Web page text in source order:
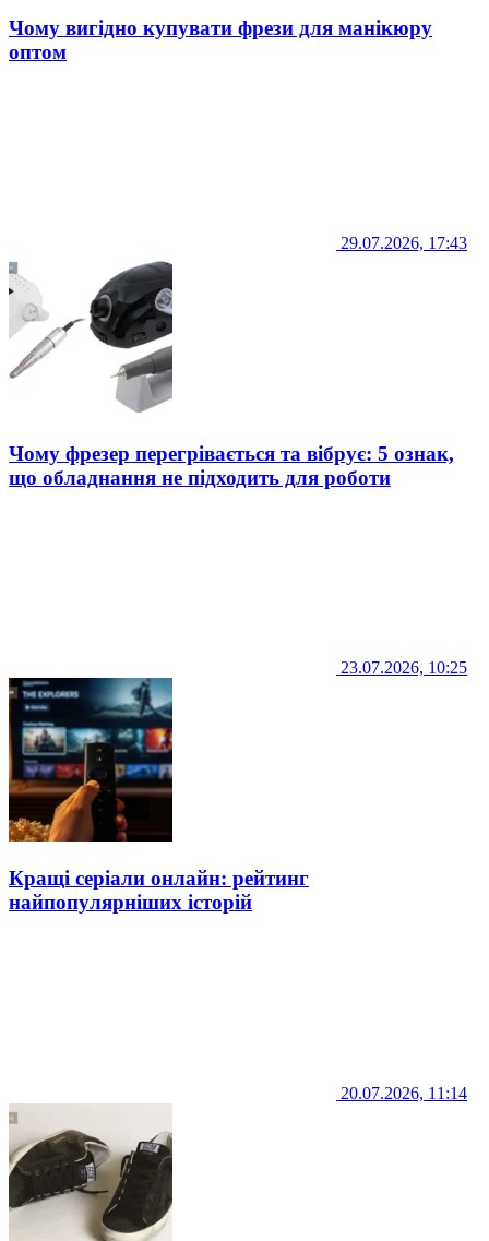
Чому вигідно купувати фрези для манікюру
оптом
29.07.2026, 17:43
Чому фрезер перегрівається та вібрує: 5 ознак,
що обладнання не підходить для роботи
23.07.2026, 10:25
Кращі серіали онлайн: рейтинг
найпопулярніших історій
20.07.2026, 11:14